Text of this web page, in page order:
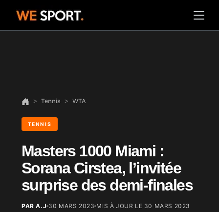
Tennis WTA
TENNIS
Masters 1000 Miami :
Sorana Cirstea, l’invitée
surprise des demi-finales
PAR A.J 30 MARS 2023 MIS À JOUR LE 30 MARS 2023